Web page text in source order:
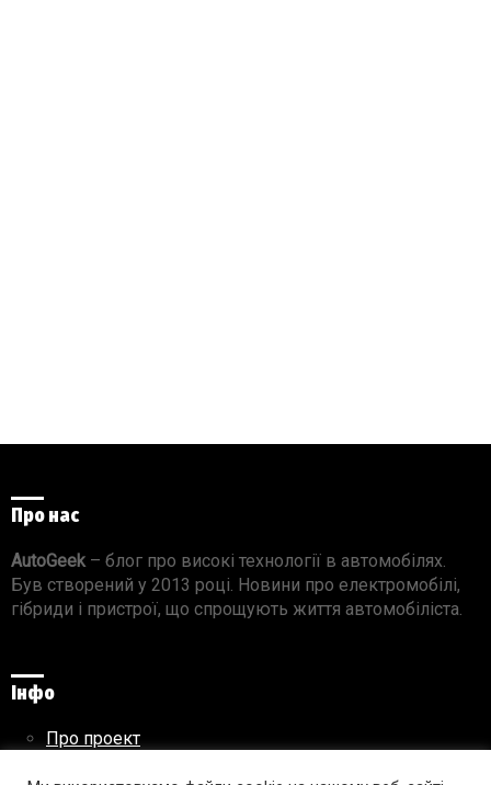
Про нас
AutoGeek– блог про високі технології в автомобілях.
Був створений у 2013 році. Новини про електромобілі,
гібриди і пристрої, що спрощують життя автомобіліста.
Інфо
Про проект